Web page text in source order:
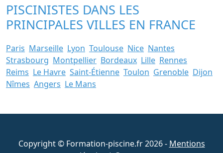
PISCINISTES DANS LES
PRINCIPALES VILLES EN FRANCE
Paris Marseille Lyon Toulouse Nice Nantes
Strasbourg Montpellier Bordeaux Lille Rennes
Reims Le Havre Saint-Étienne Toulon Grenoble Dijon
Nîmes Angers Le Mans
Copyright © Formation-piscine.fr 2026 - Mentions